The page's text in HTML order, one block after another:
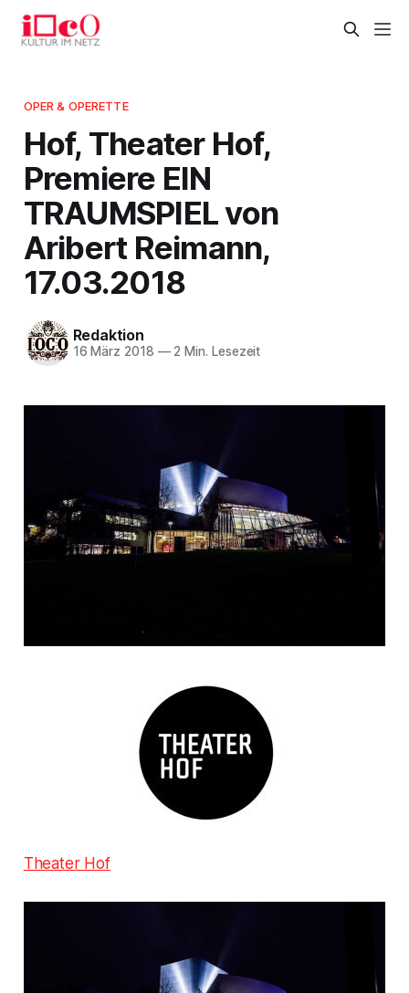
OPER & OPERETTE
Hof, Theater Hof,
Premiere EIN
TRAUMSPIEL von
Aribert Reimann,
17.03.2018
Redaktion
16 März 2018 —2 Min. Lesezeit
Theater Hof